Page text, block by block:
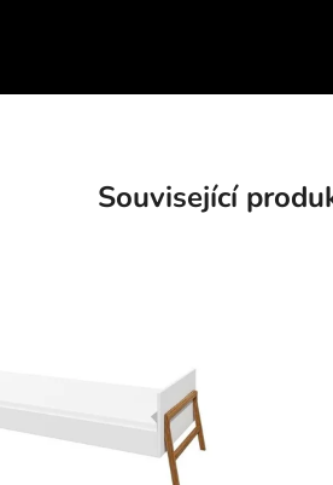
Související